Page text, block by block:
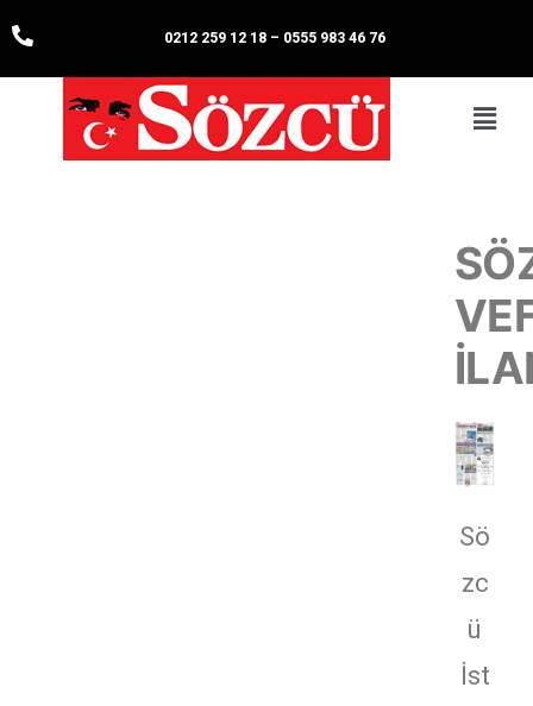
0212 259 12 18– 0555 983 46 76
Sö
zc
ü
İst